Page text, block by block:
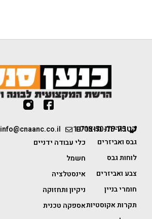
1-700-50-75-75
info@cnaanc.co.il קטגוריות מוצרים
גבס ואביזרים
לוחות גבס
צבע ואביזרים
חומרי בניין
תקרות אקוסטיות
כלי עבודה ידניים
חשמל
אינסטלציה
ניקיון ותחזוקה
אספקה טכנית